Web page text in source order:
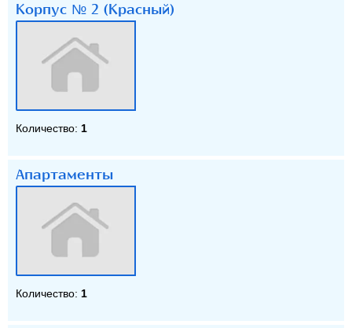
Корпус № 2 (Красный)
Количество: 1
Апартаменты
Количество: 1